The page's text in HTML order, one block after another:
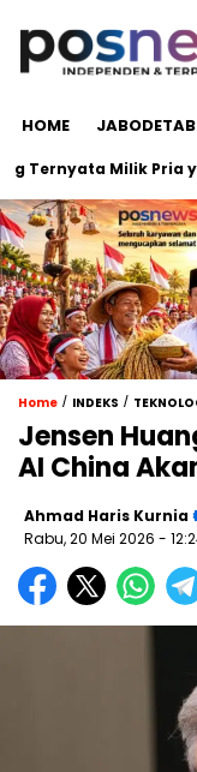
HOME
Milik Pria
Home / INDEKS /
Jensen
AI China
Ahmad Haris Kurnia
Rabu, 20 Mei 2026 -